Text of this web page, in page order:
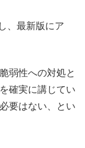
、最新版にア
弱性への対処と
確実に講じてい
要はない、とい